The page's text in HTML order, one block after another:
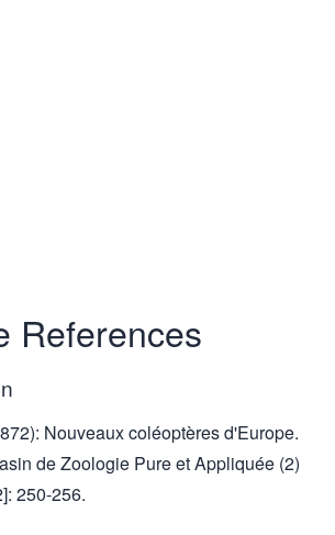
References
Nouveaux coléoptères d'Europe.
de Zoologie Pure et Appliquée (2)
250-256.